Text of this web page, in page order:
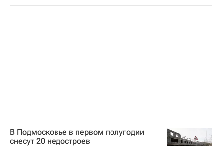
Республика Калмыкия
В Подмосковье в первом полугодии
снесут 20 недостроев